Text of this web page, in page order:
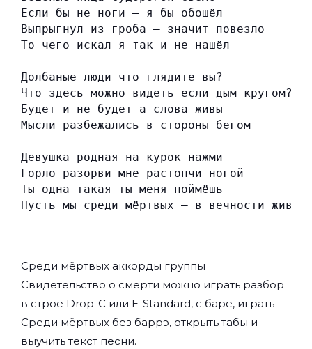
Если бы не ноги – я бы обошёл
Выпрыгнул из гроба – значит повезло
То чего искал я так и не нашёл
Долбаные люди что глядите вы?
Что здесь можно видеть если дым кругом?
Будет и не будет а слова живы
Мысли разбежались в стороны бегом
Девушка родная на курок нажми
Горло разорви мне растопчи ногой
Ты одна такая ты меня поймёшь
Пусть мы среди мёртвых – в вечности живой
Среди мёртвых аккорды группы
Свидетельство о смерти можно играть разбор
в строе Drop-C или E-Standard, с баре, играть
Среди мёртвых без баррэ, открыть табы и
выучить текст песни.